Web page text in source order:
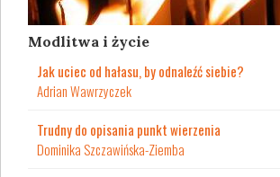
Modlitwa i życie
Jak uciec od hałasu, by odnaleźć siebie?
Adrian Wawrzyczek
Trudny do opisania punkt wierzenia
Dominika Szczawińska-Ziemba